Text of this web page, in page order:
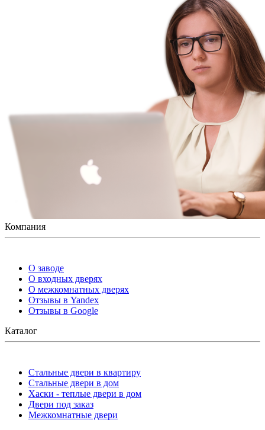
Компания
О заводе
О входных дверях
О межкомнатных дверях
Отзывы в Yandex
Отзывы в Google
Каталог
Стальные двери в квартиру
Стальные двери в дом
Хаски - теплые двери в дом
Двери под заказ
Межкомнатные двери